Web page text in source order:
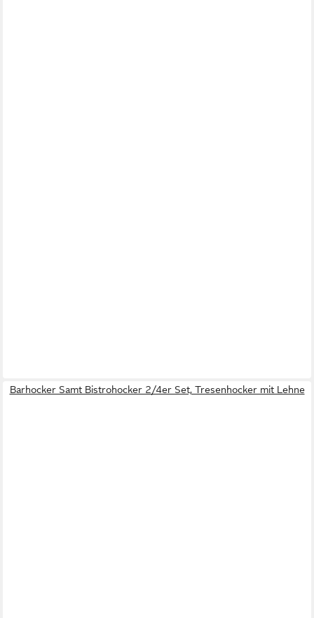
Barhocker Samt Bistrohocker 2/4er Set, Tresenhocker mit Lehne